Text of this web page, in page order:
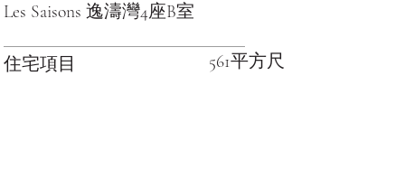
Les Saisons 逸濤灣4座B室
住宅項目 561平方尺